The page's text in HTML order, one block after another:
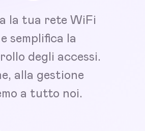
la tua rete WiFi
semplifica la
degli accessi.
alla gestione
a tutto noi.